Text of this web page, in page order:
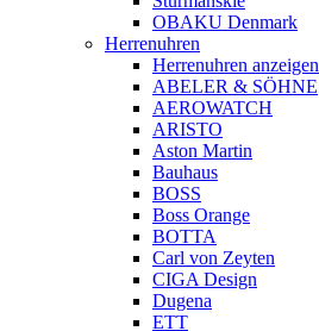
OBAKU Denmark
Herrenuhren
Herrenuhren anzeigen
ABELER & SÖHNE
AEROWATCH
ARISTO
Aston Martin
Bauhaus
BOSS
Boss Orange
BOTTA
Carl von Zeyten
CIGA Design
Dugena
ETT